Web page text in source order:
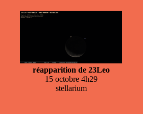
réapparition de 23Leo
15 octobre 4h29
stellarium